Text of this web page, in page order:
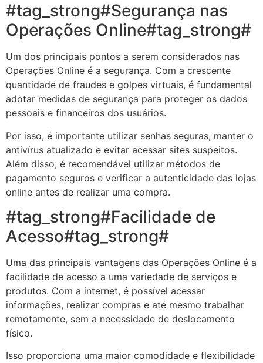
#tag_strong#Segurança nas
Operações Online#tag_strong#
Um dos principais pontos a serem considerados nas
Operações Online é a segurança. Com a crescente
quantidade de fraudes e golpes virtuais, é fundamental
adotar medidas de segurança para proteger os dados
pessoais e financeiros dos usuários.
Por isso, é importante utilizar senhas seguras, manter o
antivírus atualizado e evitar acessar sites suspeitos.
Além disso, é recomendável utilizar métodos de
pagamento seguros e verificar a autenticidade das lojas
online antes de realizar uma compra.
#tag_strong#Facilidade de
Acesso#tag_strong#
Uma das principais vantagens das Operações Online é a
facilidade de acesso a uma variedade de serviços e
produtos. Com a internet, é possível acessar
informações, realizar compras e até mesmo trabalhar
remotamente, sem a necessidade de deslocamento
físico.
Isso proporciona uma maior comodidade e flexibilidade